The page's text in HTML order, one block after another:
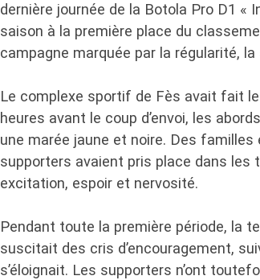
dernière journée de la Botola Pro D1 «
saison à la première place du
campagne marquée par la régularité,
Le complexe sportif de Fès avait fait
heures avant le coup d’envoi, les
une marée jaune et noire. Des familles
supporters avaient pris place dans les
excitation, espoir et nervosité.
Pendant toute la première période, la
suscitait des cris d’encouragement,
s’éloignait. Les supporters n’ont